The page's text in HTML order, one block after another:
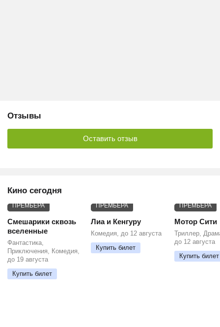
Отзывы
Оставить отзыв
Кино сегодня
ПРЕМЬЕРА
Смешарики сквозь
вселенные
Фантастика,
Приключения, Комедия,
до 19 августа
Купить билет
ПРЕМЬЕРА
Лиа и Кенгуру
Комедия, до 12 августа
Купить билет
ПРЕМЬЕРА
Мотор Сити
Триллер,
до 12 августа
Купить билет